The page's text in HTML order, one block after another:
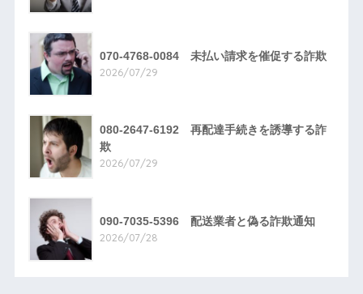
070-4768-0084 未払い請求を催促する詐欺
2026/07/29
080-2647-6192 再配達手続きを誘導する詐
欺
2026/07/29
090-7035-5396 配送業者と偽る詐欺通知
2026/07/28